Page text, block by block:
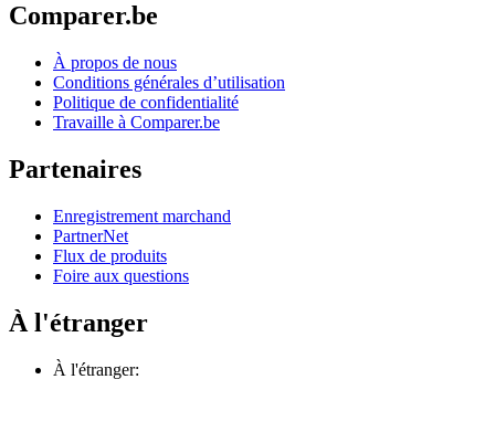
Comparer.be
À propos de nous
Conditions générales d’utilisation
Politique de confidentialité
Travaille à Comparer.be
Partenaires
Enregistrement marchand
PartnerNet
Flux de produits
Foire aux questions
À l'étranger
À l'étranger: